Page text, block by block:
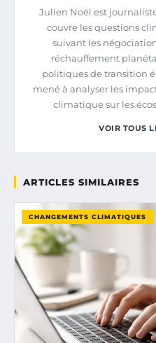
Julien Noël est
couvre les questions
suivant les
réchauffement
politiques de transition
mené à analyser les
climatique sur les
VOIR TOUS
ARTICLES SIMILAIRES
CHANGEMENTS CLIMATIQUES